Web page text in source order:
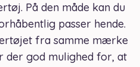
På den måde kan du
passer hende.
fra samme mærke
der god mulighed for, at